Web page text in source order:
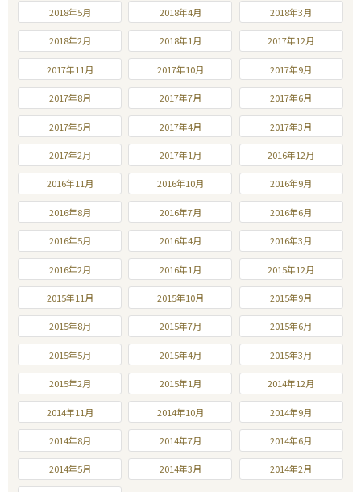
2018年5月 2018年4月 2018年3月
2018年2月 2018年1月 2017年12月
2017年11月 2017年10月 2017年9月
2017年8月 2017年7月 2017年6月
2017年5月 2017年4月 2017年3月
2017年2月 2017年1月 2016年12月
2016年11月 2016年10月 2016年9月
2016年8月 2016年7月 2016年6月
2016年5月 2016年4月 2016年3月
2016年2月 2016年1月 2015年12月
2015年11月 2015年10月 2015年9月
2015年8月 2015年7月 2015年6月
2015年5月 2015年4月 2015年3月
2015年2月 2015年1月 2014年12月
2014年11月 2014年10月 2014年9月
2014年8月 2014年7月 2014年6月
2014年5月 2014年3月 2014年2月